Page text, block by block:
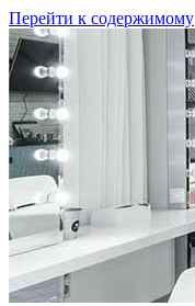
Перейти к содержимому